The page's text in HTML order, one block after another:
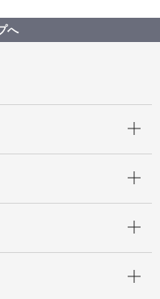
ップで作る トコトコうさ
へ